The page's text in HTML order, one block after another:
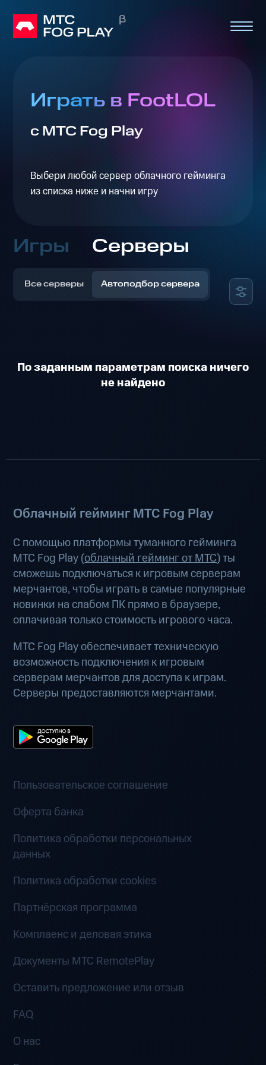
Играть в FootLOL
с МТС Fog Play
Выбери любой сервер облачного гейминга
из списка ниже и начни игру
Игры Серверы
Все серверы Автоподбор сервера
По заданным параметрам поиска ничего
не найдено
Облачный гейминг МТС Fog Play
С помощью платформы туманного гейминга
МТС Fog Play (облачный гейминг от МТС) ты
сможешь подключаться к игровым серверам
мерчантов, чтобы играть в самые популярные
новинки на слабом ПК прямо в браузере,
оплачивая только стоимость игрового часа.
МТС Fog Play обеспечивает техническую
возможность подключения к игровым
серверам мерчантов для доступа к играм.
Серверы предоставляются мерчантами.
Пользовательское соглашение
Оферта банка
Политика обработки персональных
данных
Политика обработки cookies
Партнёрская программа
Комплаенс и деловая этика
Документы MTC RemotePlay
Оставить предложение или отзыв
FAQ
О нас